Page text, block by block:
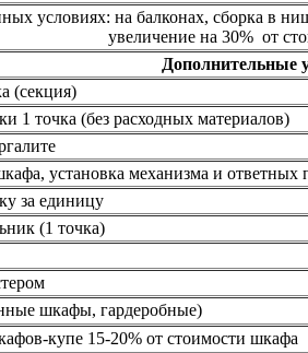
условиях: на балконах, сборка в
увеличение на 30% от
Дополнительные
(секция)
1 точка (без расходных материалов)
установка механизма и ответных
за единицу
(1 точка)
шкафы, гардеробные)
купе 15-20% от стоимости шкафа